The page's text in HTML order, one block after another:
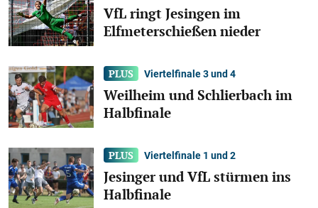
Teckbotenpokal Galerien
TB-Pokal So. 02.08. – Fußball pur
VfL ringt Jesingen im
Elfmeterschießen nieder
Viertelfinale 3 und 4
Weilheim und Schlierbach im
Halbfinale
Viertelfinale 1 und 2
Jesinger und VfL stürmen ins
Halbfinale